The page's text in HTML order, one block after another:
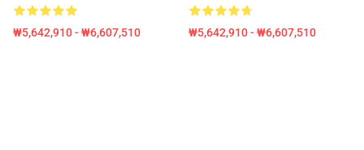
₩5,642,910 - ₩6,607,510 ₩5,642,910 - ₩6,607,510